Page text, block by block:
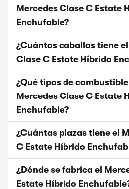
Mercedes Clase C Estate
Enchufable?
¿Cuántos caballos tiene
Clase C Estate Híbrido
¿Qué tipos de combustible
Mercedes Clase C Estate
Enchufable?
¿Cuántas plazas tiene el
C Estate Híbrido
¿Dónde se fabrica el
Estate Híbrido